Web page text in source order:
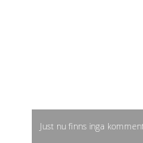
Just nu finns inga